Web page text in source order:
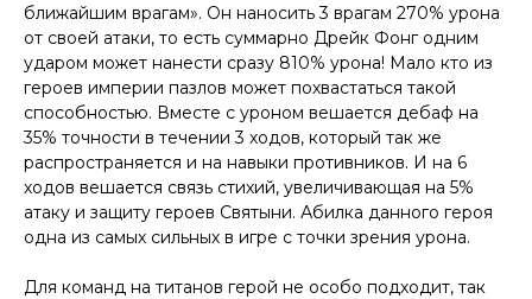
ближайшим врагам». Он наносить 3 врагам 270% урона
от своей атаки, то есть суммарно Дрейк Фонг одним
ударом может нанести сразу 810% урона! Мало кто из
героев империи пазлов может похвастаться такой
способностью. Вместе с уроном вешается дебаф на
35% точности в течении 3 ходов, который так же
распространяется и на навыки противников. И на 6
ходов вешается связь стихий, увеличивающая на 5%
атаку и защиту героев Святыни. Абилка данного героя
одна из самых сильных в игре с точки зрения урона.
Для команд на титанов герой не особо подходит, так